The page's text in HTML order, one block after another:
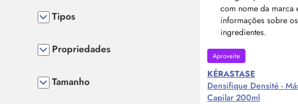
Aproveite
KÉRASTASE
Densifique Densité -
Capilar 200ml
Tipos
Propriedades
Tamanho